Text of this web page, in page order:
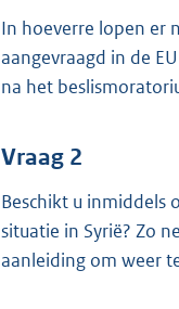
In hoeverre lopen er
aangevraagd in de
na het
Vraag 2
Beschikt u inmiddels
situatie in Syrië? Zo
aanleiding om weer